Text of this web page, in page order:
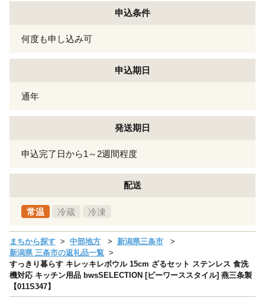
申込条件
何度も申し込み可
申込期日
通年
発送期日
申込完了日から1～2週間程度
配送
常温 冷蔵 冷凍
まちから探す 中部地方
新潟県三条市
新潟県 三条市の返礼品一覧
すっきり暮らす キレッキレボウル 15cm ざるセット ステンレス 食洗
機対応 キッチン用品 bwsSELECTION [ビーワーススタイル] 燕三条製
【011S347】